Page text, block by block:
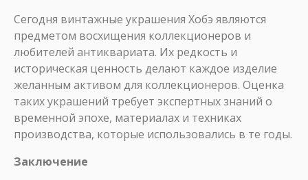
Сегодня винтажные украшения Хобэ являются
предметом восхищения коллекционеров и
любителей антиквариата. Их редкость и
историческая ценность делают каждое изделие
желанным активом для коллекционеров. Оценка
таких украшений требует экспертных знаний о
временной эпохе, материалах и техниках
производства, которые использовались в те годы.
Заключение